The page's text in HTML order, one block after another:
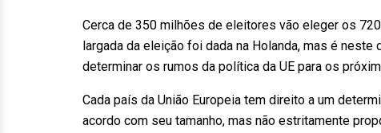
Cerca de 350 milhões de eleitores vão eleger os
largada da eleição foi dada na Holanda, mas é
determinar os rumos da política da UE para os
Cada país da União Europeia tem direito a um
acordo com seu tamanho, mas não estritamente